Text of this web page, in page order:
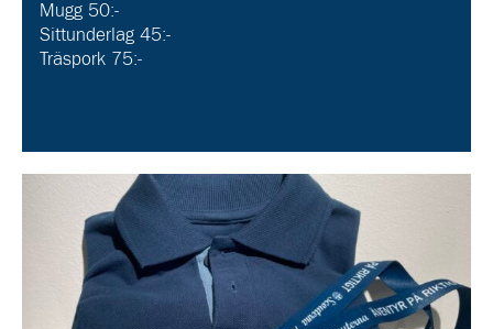
Mugg 50:-
Sittunderlag 45:-
Träspork 75:-